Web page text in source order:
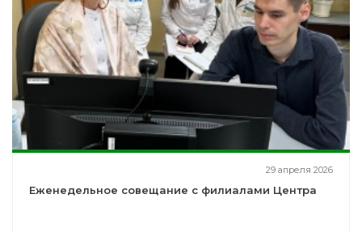
29 апреля 2026
Еженедельное совещание с филиалами Центра